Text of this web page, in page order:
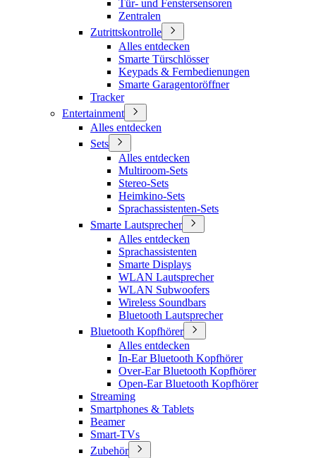
Tür- und Fenstersensoren
Zentralen
Zutrittskontrolle
Alles entdecken
Smarte Türschlösser
Keypads & Fernbedienungen
Smarte Garagentoröffner
Tracker
Entertainment
Alles entdecken
Sets
Alles entdecken
Multiroom-Sets
Stereo-Sets
Heimkino-Sets
Sprachassistenten-Sets
Smarte Lautsprecher
Alles entdecken
Sprachassistenten
Smarte Displays
WLAN Lautsprecher
WLAN Subwoofers
Wireless Soundbars
Bluetooth Lautsprecher
Bluetooth Kopfhörer
Alles entdecken
In-Ear Bluetooth Kopfhörer
Over-Ear Bluetooth Kopfhörer
Open-Ear Bluetooth Kopfhörer
Streaming
Smartphones & Tablets
Beamer
Smart-TVs
Zubehör